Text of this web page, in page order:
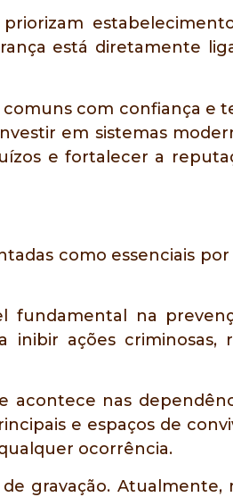
está diretamente
com confiança e
em sistemas
e fortalecer a
como essenciais
fundamental na
ações criminosas,
acontece nas
e espaços de
ocorrência.
gravação. Atualmente,